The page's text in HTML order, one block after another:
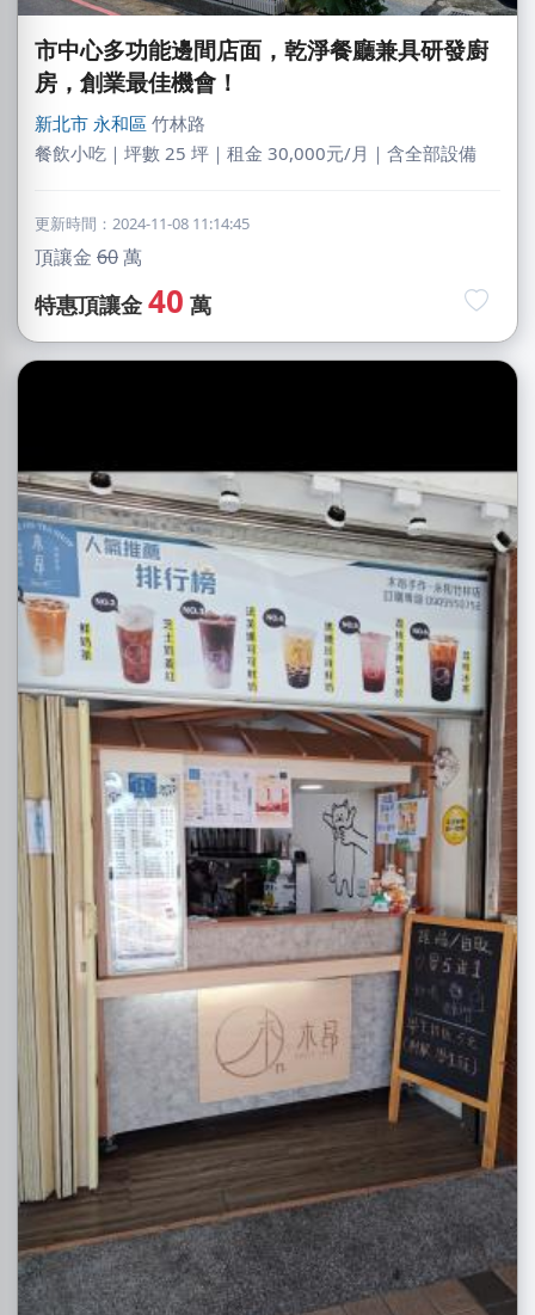
市中心多功能邊間店面，乾淨餐廳兼具研發廚
房，創業最佳機會！
新北市 永和區 竹林路
餐飲小吃｜坪數 25 坪｜租金 30,000元/月｜含全部設備
更新時間：2024-11-08 11:14:45
頂讓金 60萬
特惠頂讓金 40 萬